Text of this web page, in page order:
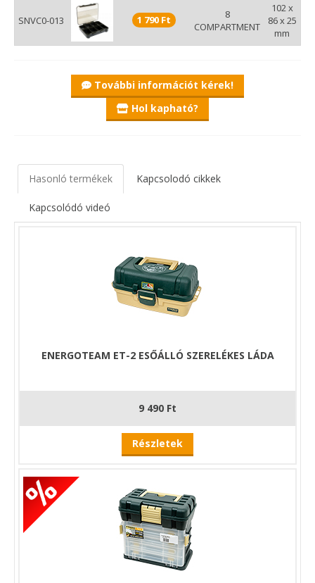
SNVC0-013 1 790 Ft
8
COMPARTMENT
102 x
86 x 25
mm
További információt kérek!
Hol kapható?
Hasonló termékek Kapcsolodó cikkek
Kapcsolódó videó
ENERGOTEAM ET-2 ESŐÁLLÓ SZERELÉKES LÁDA
9 490 Ft
Részletek